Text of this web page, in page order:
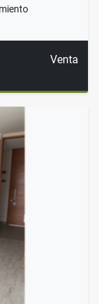
Venta